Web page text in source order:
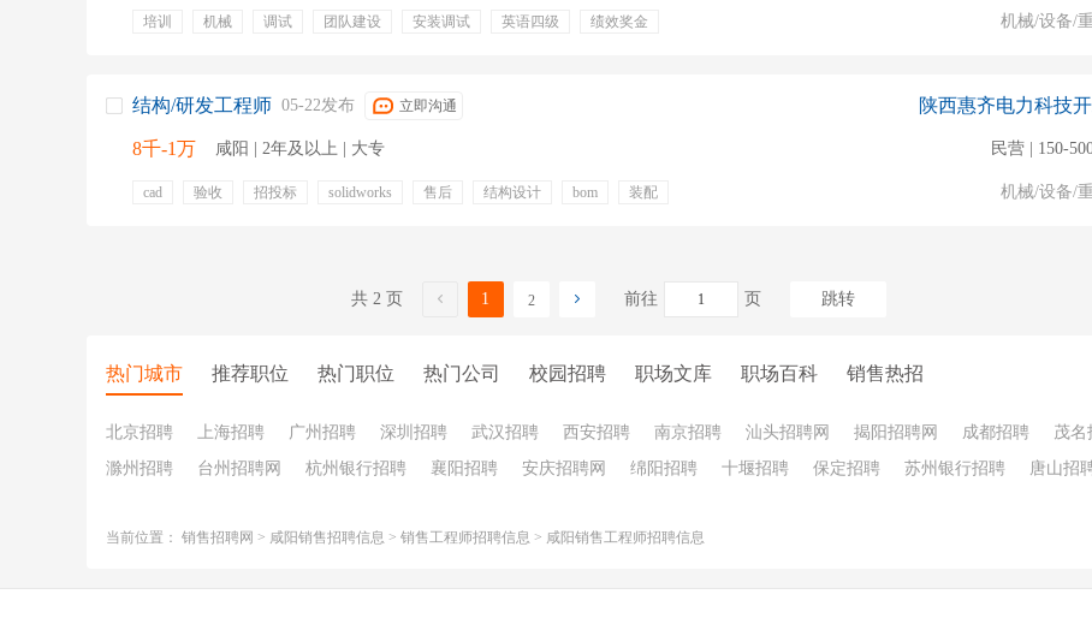
培训 机械 调试 团队建设 安装调试 英语四级
绩效奖金
机械/设备/
结构/研发工程师 05-22发布 立即沟通
8千-1万 咸阳 | 2年及以上 | 大专
cad 验收 招投标 solidworks 售后 结构设计 bom
装配
陕西惠齐电力科技
民营 | 150-
机械/设备/
共 2 页 1 2 前往 页 跳转
热门城市 推荐职位 热门职位 热门公司 校园招聘 职场文库 职场百科 销售热招
北京招聘 上海招聘 广州招聘 深圳招聘 武汉招聘 西安招聘 南京招聘 汕头招聘网 揭阳招聘网 成都招聘 茂名
滁州招聘
台州招聘网 杭州银行招聘 襄阳招聘 安庆招聘网 绵阳招聘 十堰招聘 保定招聘 苏州银行招聘 唐山招
当前位置： 销售招聘网 > 咸阳销售招聘信息 > 销售工程师招聘信息 > 咸阳销售工程师招聘信息